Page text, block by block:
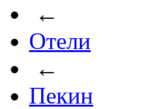
←
Отели
←
Пекин